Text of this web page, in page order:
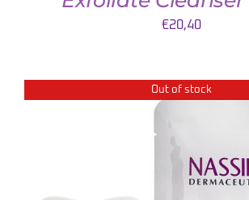
€20,40
Out of stock